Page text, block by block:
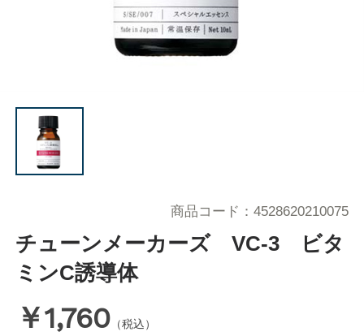
チューンメーカーズ VC-3 ビタ
ミンC誘導体
￥1,760 （税込）
商品コード 4528620210075